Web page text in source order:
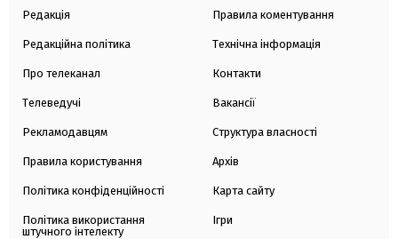
Редакція
Редакційна політика
Про телеканал
Телеведучі
Рекламодавцям
Правила користування
Політика конфіденційності
Політика використання
штучного інтелекту
Правила коментування
Технічна інформація
Контакти
Вакансії
Структура власності
Архів
Карта сайту
Ігри